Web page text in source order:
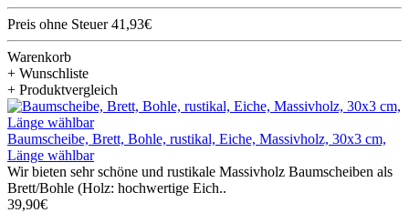
Preis ohne Steuer 41,93€
Warenkorb
+ Wunschliste
+ Produktvergleich
Baumscheibe, Brett, Bohle, rustikal, Eiche, Massivholz, 30x3 cm,
Länge wählbar
Wir bieten sehr schöne und rustikale Massivholz Baumscheiben als
Brett/Bohle (Holz: hochwertige Eich..
39,90€